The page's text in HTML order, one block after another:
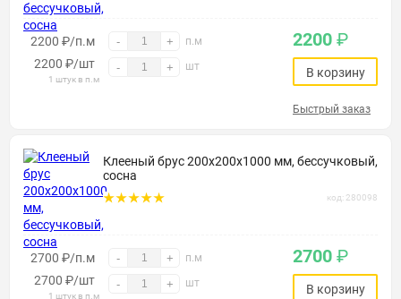
2200 ₽/п.м - + п.м
2200 ₽/шт
1 штук в п.м
- + шт
2200 ₽
В корзину
Быстрый заказ
Клееный брус 200х200х1000 мм, бессучковый,
сосна
код: 280098
2700 ₽/п.м - + п.м
2700 ₽/шт
1 штук в п.м
- + шт
2700 ₽
В корзину